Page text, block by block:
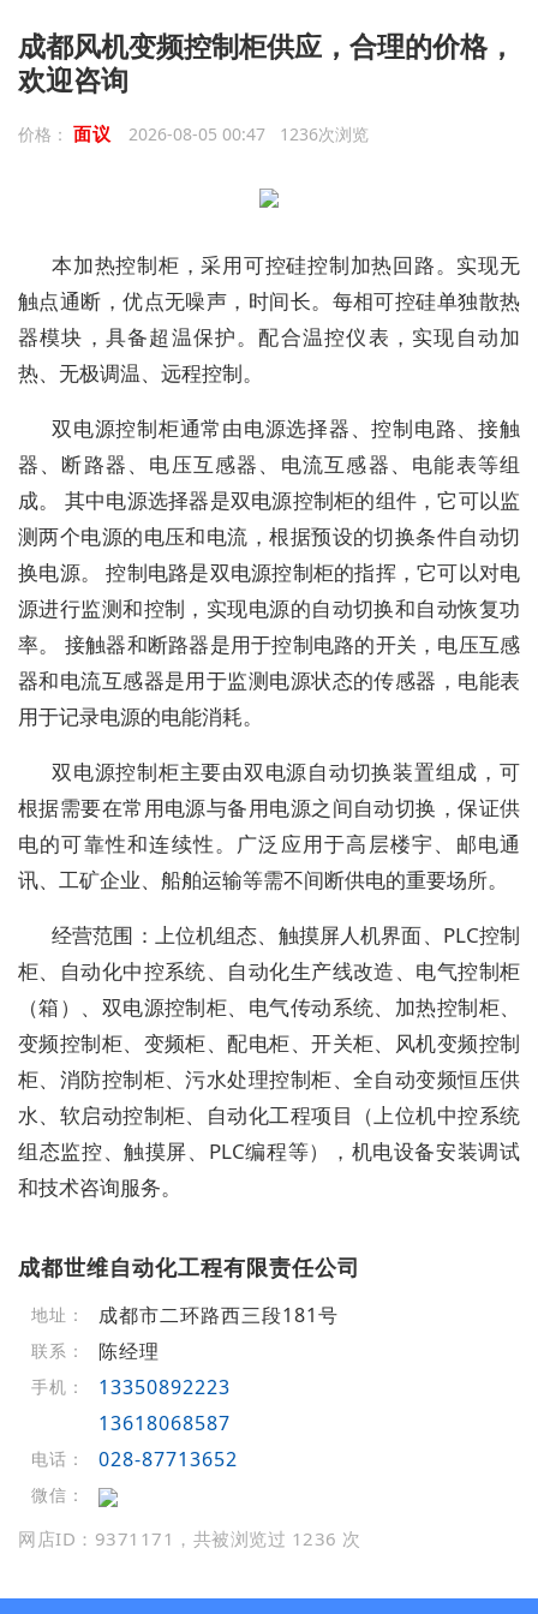
成都风机变频控制柜供应，合理的价格，
欢迎咨询
价格： 面议 2026-08-05 00:47 1236次浏览
本加热控制柜，采用可控硅控制加热回路。实现无
触点通断，优点无噪声，时间长。每相可控硅单独散热
器模块，具备超温保护。配合温控仪表，实现自动加
热、无极调温、远程控制。
双电源控制柜通常由电源选择器、控制电路、接触
器、断路器、电压互感器、电流互感器、电能表等组
成。 其中电源选择器是双电源控制柜的组件，它可以监
测两个电源的电压和电流，根据预设的切换条件自动切
换电源。 控制电路是双电源控制柜的指挥，它可以对电
源进行监测和控制，实现电源的自动切换和自动恢复功
率。 接触器和断路器是用于控制电路的开关，电压互感
器和电流互感器是用于监测电源状态的传感器，电能表
用于记录电源的电能消耗。
双电源控制柜主要由双电源自动切换装置组成，可
根据需要在常用电源与备用电源之间自动切换，保证供
电的可靠性和连续性。广泛应用于高层楼宇、邮电通
讯、工矿企业、船舶运输等需不间断供电的重要场所。
经营范围：上位机组态、触摸屏人机界面、PLC控制
柜、自动化中控系统、自动化生产线改造、电气控制柜
（箱）、双电源控制柜、电气传动系统、加热控制柜、
变频控制柜、变频柜、配电柜、开关柜、风机变频控制
柜、消防控制柜、污水处理控制柜、全自动变频恒压供
水、软启动控制柜、自动化工程项目（上位机中控系统
组态监控、触摸屏、PLC编程等），机电设备安装调试
和技术咨询服务。
成都世维自动化工程有限责任公司
地址： 成都市二环路西三段181号
联系： 陈经理
手机：
13350892223
13618068587
电话： 028-87713652
微信：
网店ID：9371171，共被浏览过 1236 次